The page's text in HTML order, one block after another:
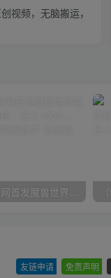
视频，无脑搬运，
（9111期）全网首发魔兽世界美服全自动打金搬砖，日入1000+，简单好操作，保姆级教学
友链申请 免责声明